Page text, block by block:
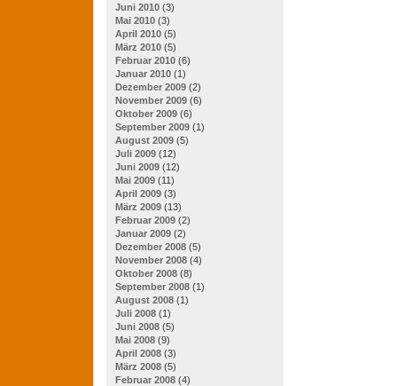
Juni 2010 (3)
Mai 2010 (3)
April 2010 (5)
März 2010 (5)
Februar 2010 (6)
Januar 2010 (1)
Dezember 2009 (2)
November 2009 (6)
Oktober 2009 (6)
September 2009 (1)
August 2009 (5)
Juli 2009 (12)
Juni 2009 (12)
Mai 2009 (11)
April 2009 (3)
März 2009 (13)
Februar 2009 (2)
Januar 2009 (2)
Dezember 2008 (5)
November 2008 (4)
Oktober 2008 (8)
September 2008 (1)
August 2008 (1)
Juli 2008 (1)
Juni 2008 (5)
Mai 2008 (9)
April 2008 (3)
März 2008 (5)
Februar 2008 (4)